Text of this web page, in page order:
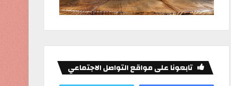
تابعونا على مواقع التواصل الاجتماعي